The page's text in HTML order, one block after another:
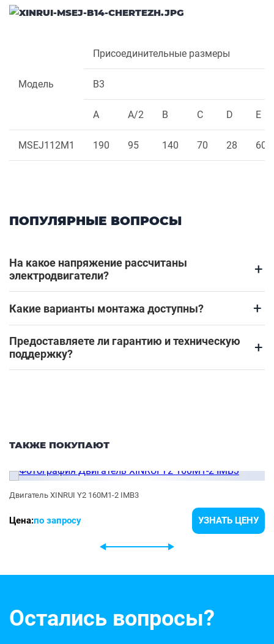
Модель
Присоединительные размеры
B3
A A/2 B C D E
MSEJ112M1 190 95 140 70 28 60
ПОПУЛЯРНЫЕ ВОПРОСЫ
На какое напряжение рассчитаны
электродвигатели?
+
Какие варианты монтажа доступны? +
Предоставляете ли гарантию и техническую
поддержку?
+
ТАКЖЕ ПОКУПАЮТ
Двигатель XINRUI Y2 160M1-2 IMB3
Цена:по запросу УЗНАТЬ ЦЕНУ
Остались вопросы?